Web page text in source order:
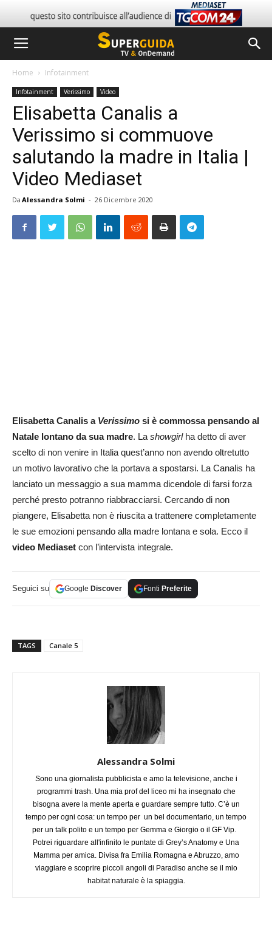
Home Infotainment
Infotainment Verissimo Video
Elisabetta Canalis a
Verissimo si commuove
salutando la madre in Italia |
Video Mediaset
Da Alessandra Solmi - 26 Dicembre 2020
Elisabetta Canalis a Verissimo si è commossa pensando al
Natale lontano da sua madre. Lashowgirlha detto di aver
scelto di non venire in Italia quest’anno non avendo oltretutto
un motivo lavorativo che la portava a spostarsi. La Canalis ha
lanciato un messaggio a sua mamma dicendole di farsi forza
perché presto potranno riabbracciarsi. Cercando di non
piangere, Elisabetta non è riuscita a trattenere completamente
le sue emozioni pensando alla madre lontana e sola. Ecco il
video Mediaset con l’intervista integrale.
Seguici su Google Discover Fonti Preferite
TAGS Canale 5
Alessandra Solmi
Sono una giornalista pubblicista e amo la televisione, anche i
programmi trash. Una mia prof del liceo mi ha insegnato che
bisogna avere la mente aperta e guardare sempre tutto. C’è un
tempo per ogni cosa: un tempo per un bel documentario, un tempo
per un talk polito e un tempo per Gemma e Giorgio o il GF Vip.
Potrei riguardare all'infinito le puntate di Grey’s Anatomy e Una
Mamma per amica. Divisa fra Emilia Romagna e Abruzzo, amo
viaggiare e scoprire piccoli angoli di Paradiso anche se il mio
habitat naturale è la spiaggia.